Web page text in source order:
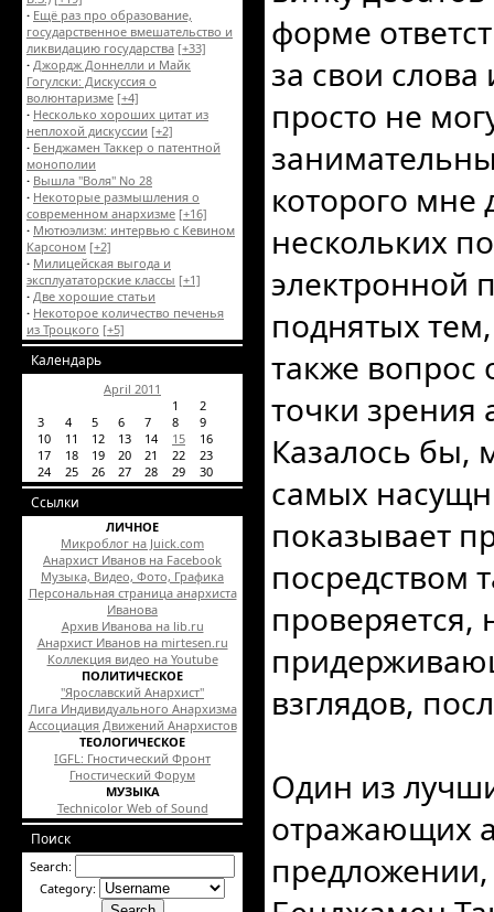
· Ещё раз про образование,
государственное вмешательство и
ликвидацию государства [+33]
· Джордж Доннелли и Майк
Гогулски: Дискуссия о
волюнтаризме [+4]
· Несколько хороших цитат из
неплохой дискуссии [+2]
· Бенджамен Таккер о патентной
монополии
· Вышла "Воля" No 28
· Некоторые размышления о
современном анархизме [+16]
· Мютюэлизм: интервью с Кевином
Карсоном [+2]
· Милицейская выгода и
эксплуататорские классы [+1]
· Две хорошие статьи
· Некоторое количество печенья
из Троцкого [+5]
Календарь
April 2011
1
2
3
4 5 6 7 8
9
10
11 12 13 14 15
16
17
18 19 20 21 22
23
24
25 26 27 28 29 30
Ссылки
ЛИЧНОЕ
Микроблог на Juick.com
Анархист Иванов на Facebook
Музыка, Видео, Фото, Графика
Персональная страница анархиста
Иванова
Архив Иванова на lib.ru
Анархист Иванов на mirtesen.ru
Коллекция видео на Youtube
ПОЛИТИЧЕСКОЕ
"Ярославский Анархист"
Лига Индивидуального Анархизма
Ассоциация Движений Анархистов
ТЕОЛОГИЧЕСКОЕ
IGFL: Гностический Фронт
Гностический Форум
МУЗЫКА
Technicolor Web of Sound
Поиск
Search:
Category:
форме
за свои слова
просто не
которого мне
нескольких
электронной
поднятых
также вопрос
точки зрения
Казалось бы,
самых
показывает
посредством
проверяется,
взглядов,
Один из
отражающих
предложении,